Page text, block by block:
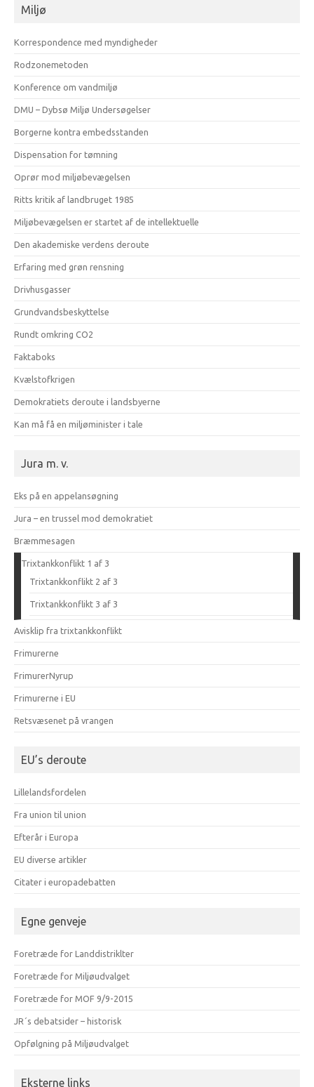
Miljø
Korrespondence med myndigheder
Rodzonemetoden
Konference om vandmiljø
DMU – Dybsø Miljø Undersøgelser
Borgerne kontra embedsstanden
Dispensation for tømning
Oprør mod miljøbevægelsen
Ritts kritik af landbruget 1985
Miljøbevægelsen er startet af de intellektuelle
Den akademiske verdens deroute
Erfaring med grøn rensning
Drivhusgasser
Grundvandsbeskyttelse
Rundt omkring CO2
Faktaboks
Kvælstofkrigen
Demokratiets deroute i landsbyerne
Kan må få en miljøminister i tale
Jura m. v.
Eks på en appelansøgning
Jura – en trussel mod demokratiet
Bræmmesagen
Trixtankkonflikt 1 af 3
Trixtankkonflikt 2 af 3
Trixtankkonflikt 3 af 3
Avisklip fra trixtankkonflikt
Frimurerne
FrimurerNyrup
Frimurerne i EU
Retsvæsenet på vrangen
EU’s deroute
Lillelandsfordelen
Fra union til union
Efterår i Europa
EU diverse artikler
Citater i europadebatten
Egne genveje
Foretræde for Landdistriklter
Foretræde for Miljøudvalget
Foretræde for MOF 9/9-2015
JR´s debatsider – historisk
Opfølgning på Miljøudvalget
Eksterne links